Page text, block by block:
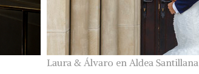
Laura & Álvaro en Aldea Santillana